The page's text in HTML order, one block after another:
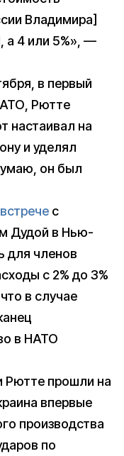
Владимира]
а 4 или 5%», —
в первый
Рютте
настаивал на
и уделял
он был
встрече с
Дудой в Нью-
для членов
с 2% до 3%
в случае
в НАТО
Рютте прошли на
впервые
производства
по